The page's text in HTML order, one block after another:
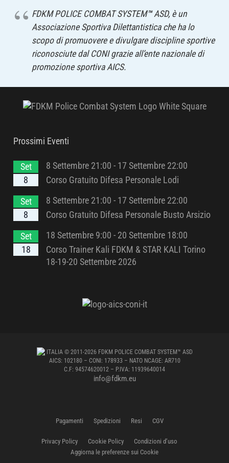
FDKM POLICE COMBAT SYSTEM™ASD, è un
Associazione Sportiva Dilettantistica che ha lo
scopo di promuovere e divulgare discipline sportive
riconosciute dal CONI grazie all’ente nazionale di
promozione sportiva AICS.
Prossimi Eventi
Set
8
8 Settembre 21:00 - 17 Settembre 22:00
Corso Gratuito Difesa Personale Lodi
Set
8
8 Settembre 21:00 - 17 Settembre 22:00
Corso Gratuito Difesa Personale Busto Arsizio
Set
18
18 Settembre 9:00 - 20 Settembre 18:00
Corso Trainer Kali FDKM & STAR KALI Torino
18-19-20 Settembre 2026
ITALIA© 2011-2026 FDKM POLICE COMBAT SYSTEM™ ASD
AICS: 102180 – CONI: 178933 – NATO NCAGE: AR710
C.F: 94574620012 – P.IVA: 11939640014
info@fdkm.eu
Pagamenti Spedizioni Resi CGV
Privacy Policy Cookie Policy
Condizioni d’uso
Aggiorna le preferenze sui Cookie